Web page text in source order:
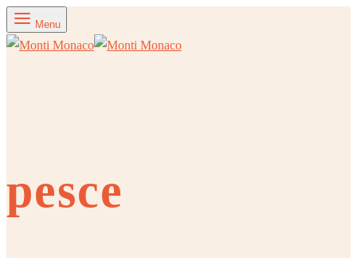
Menu
pesce